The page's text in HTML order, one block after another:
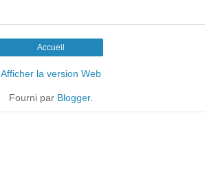
Accueil
Afficher la version Web
Fourni par Blogger.